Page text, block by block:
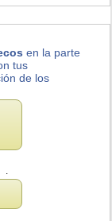
en la parte
tus
de los